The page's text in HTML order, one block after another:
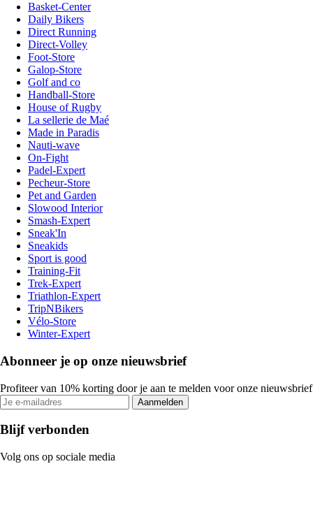
Basket-Center
Daily Bikers
Direct Running
Direct-Volley
Foot-Store
Galop-Store
Golf and co
Handball-Store
House of Rugby
La sellerie de Maé
Made in Paradis
Nauti-wave
On-Fight
Padel-Expert
Pecheur-Store
Pet and Garden
Slowood Interior
Smash-Expert
Sneak'In
Sneakids
Sport is good
Training-Fit
Trek-Expert
Triathlon-Expert
TripNBikers
Vélo-Store
Winter-Expert
Abonneer je op onze nieuwsbrief
Profiteer van 10% korting door je aan te melden voor onze nieuwsbrief
Aanmelden
Blijf verbonden
Volg ons op sociale media